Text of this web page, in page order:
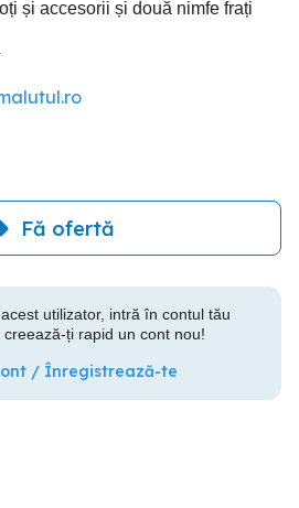
și accesorii și două nimfe frați
Fă ofertă
utilizator, intră în contul tău
creează-ți rapid un cont nou!
/ Înregistrează-te